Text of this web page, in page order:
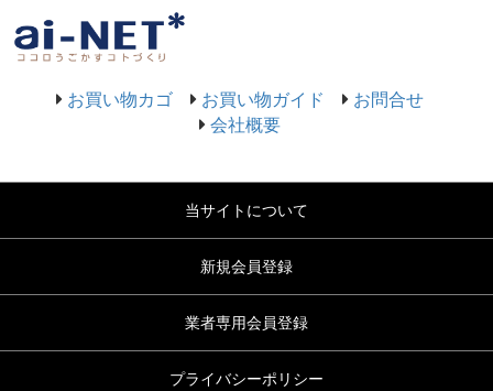
お買い物カゴ お買い物ガイド
お問合せ
会社概要
当サイトについて
新規会員登録
業者専用会員登録
プライバシーポリシー